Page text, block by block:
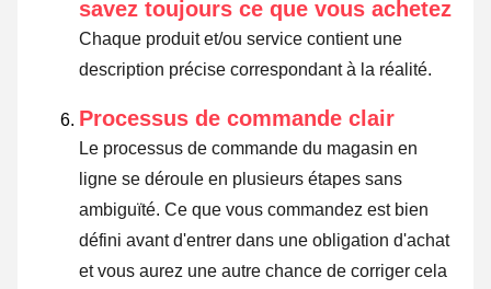
savez toujours ce que vous achetez
Chaque produit et/ou service contient une
description précise correspondant à la réalité.
Processus de commande clair
Le processus de commande du magasin en
ligne se déroule en plusieurs étapes sans
ambiguïté. Ce que vous commandez est bien
défini avant d'entrer dans une obligation d'achat
et vous aurez une autre chance de corriger cela